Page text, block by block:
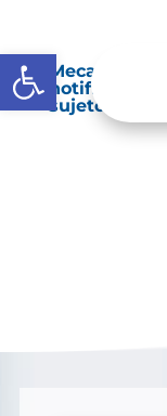
Abrir barra de
notificación
sujeto